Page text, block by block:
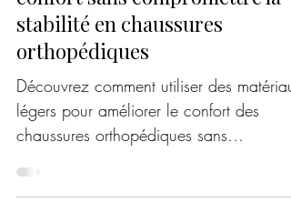
Matériaux légers : améliorer le
confort sans compromettre la
stabilité en chaussures
orthopédiques
Découvrez comment utiliser des matériaux
chaussures orthopédiques sans
compromettre le maintien et la stabilité du